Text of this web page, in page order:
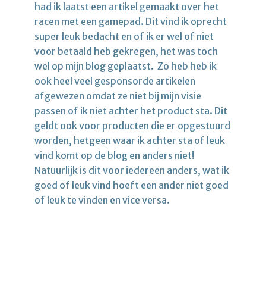
had ik laatst een artikel gemaakt over het
racen met een gamepad. Dit vind ik oprecht
super leuk bedacht en of ik er wel of niet
voor betaald heb gekregen, het was toch
wel op mijn blog geplaatst. Zo heb heb ik
ook heel veel gesponsorde artikelen
afgewezen omdat ze niet bij mijn visie
passen of ik niet achter het product sta. Dit
geldt ook voor producten die er opgestuurd
worden, hetgeen waar ik achter sta of leuk
vind komt op de blog en anders niet!
Natuurlijk is dit voor iedereen anders, wat ik
goed of leuk vind hoeft een ander niet goed
of leuk te vinden en vice versa.